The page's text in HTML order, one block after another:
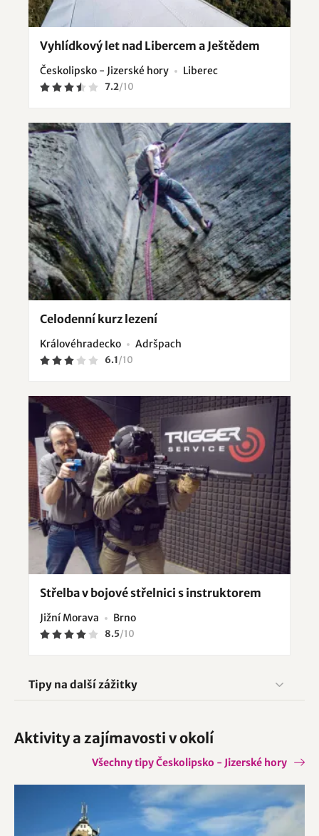
Vyhlídkový let nad Libercem a Ještědem
Českolipsko - Jizerské hory Liberec
7.2/10
Celodenní kurz lezení
Královéhradecko Adršpach
6.1/10
Střelba v bojové střelnici s instruktorem
Jižní Morava Brno
8.5/10
Tipy na další zážitky
Aktivity a zajímavosti v okolí
Všechny tipy Českolipsko - Jizerské hory